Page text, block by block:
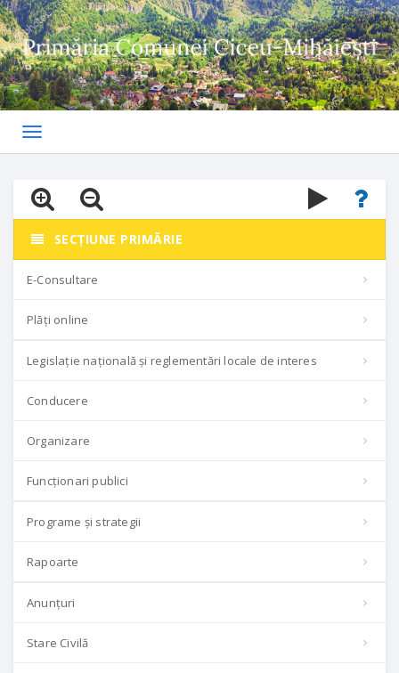
Toggle
SECȚIUNE PRIMĂRIE
E-Consultare
Plăți online
Legislație națională și reglementări locale de interes
Conducere
Organizare
Funcționari publici
Programe și strategii
Rapoarte
Anunțuri
Stare Civilă